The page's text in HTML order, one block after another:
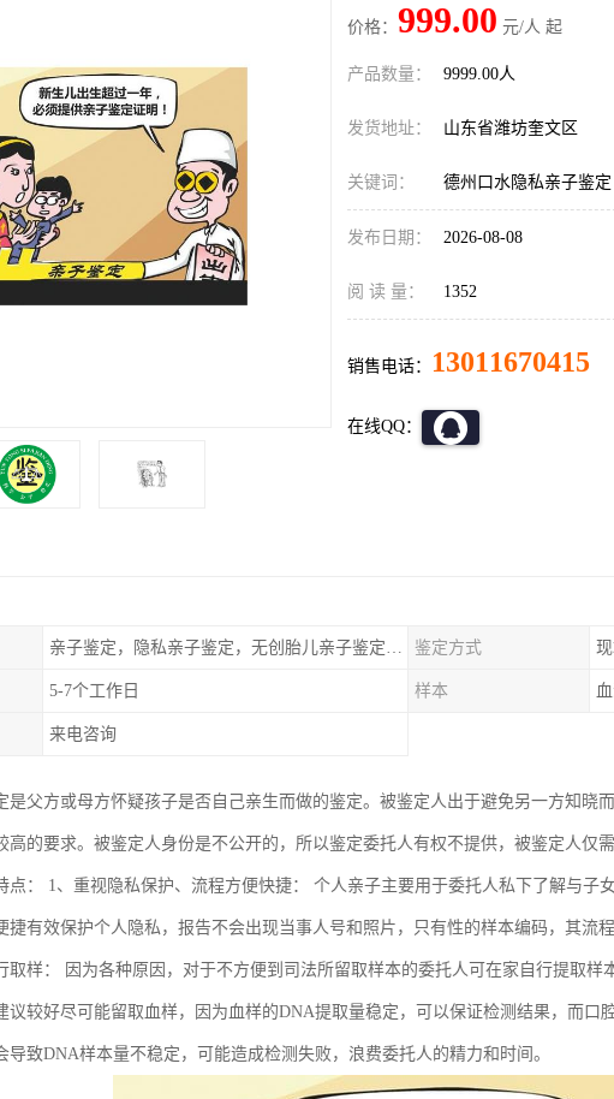
价格： 999.00 元/人 起
产品数量： 9999.00人
发货地址： 山东省潍坊奎文区
关键词： 德州口水隐私亲子鉴定
发布日期： 2026-08-08
阅 读 量： 1352
销售电话： 13011670415
在线QQ：
亲子鉴定，隐私亲子鉴定，无创胎儿亲子鉴定，亲缘鉴定 鉴定方式
5-7个工作日 样本
来电咨询
是父方或母方怀疑孩子是否自己亲生而做的鉴定。被鉴定人出于避免另一方知晓
高的要求。被鉴定人身份是不公开的，所以鉴定委托人有权不提供，被鉴定人仅需
点： 1、重视隐私保护、流程方便快捷： 个人亲子主要用于委托人私下了解与子
捷有效保护个人隐私，报告不会出现当事人号和照片，只有性的样本编码，其流
取样： 因为各种原因，对于不方便到司法所留取样本的委托人可在家自行提取样
议较好尽可能留取血样，因为血样的DNA提取量稳定，可以保证检测结果，而口
导致DNA样本量不稳定，可能造成检测失败，浪费委托人的精力和时间。